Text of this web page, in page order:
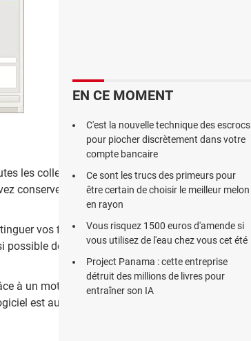
les collections multimédias dans un même
conserver dans un seul endroit vos films, livres,
vos fichiers en ajoutant manuellement des
possible de les recueillir automatiquement en
à un moteur de recherche intégré dans le
est aussi capable de gérer les prêts de
EN CE MOMENT
C'est la nouvelle technique des escrocs
pour piocher discrètement dans votre
compte bancaire
Ce sont les trucs des primeurs pour
être certain de choisir le meilleur melon
en rayon
Vous risquez 1500 euros d'amende si
vous utilisez de l'eau chez vous cet été
Project Panama : cette entreprise
détruit des millions de livres pour
entraîner son IA